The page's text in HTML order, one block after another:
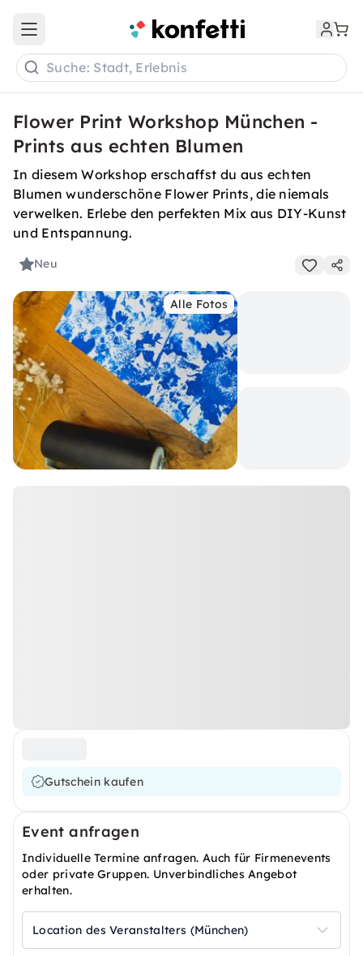
Open main menu
Suche: Stadt, Erlebnis
Flower Print Workshop München -
Prints aus echten Blumen
In diesem Workshop erschaffst du aus echten
Blumen wunderschöne Flower Prints, die niemals
verwelken. Erlebe den perfekten Mix aus DIY-Kunst
und Entspannung.
Neu
Alle Fotos
Gutschein kaufen
Event anfragen
Individuelle Termine anfragen. Auch für Firmenevents
oder private Gruppen. Unverbindliches Angebot
erhalten.
Location des Veranstalters (München)